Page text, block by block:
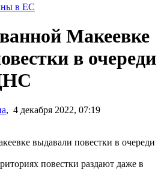
в ЕС
Макеевке
в очереди
, 4 декабря 2022, 07:19
повестки раздают даже в